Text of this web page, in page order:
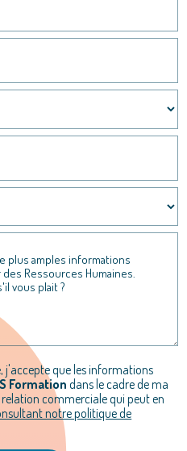
que les informations
Formation dans le cadre de ma
commerciale qui peut en
notre politique de